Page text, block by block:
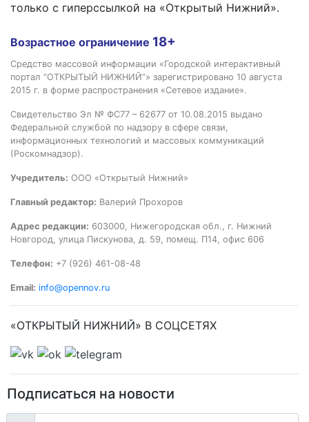
только с гиперссылкой на «Открытый Нижний».
Возрастное ограничение 18+
Средство массовой информации «Городской интерактивный
портал “ОТКРЫТЫЙ НИЖНИЙ”» зарегистрировано 10 августа
2015 г. в форме распространения «Сетевое издание».
Свидетельство Эл № ФС77 – 62677 от 10.08.2015 выдано
Федеральной службой по надзору в сфере связи,
информационных технологий и массовых коммуникаций
(Роскомнадзор).
Учредитель: ООО «Открытый Нижний»
Главный редактор: Валерий Прохоров
Адрес редакции: 603000, Нижегородская обл., г. Нижний
Новгород, улица Пискунова, д. 59, помещ. П14, офис 606
Телефон: +7 (926) 461-08-48
Email: info@opennov.ru
«ОТКРЫТЫЙ НИЖНИЙ» В СОЦСЕТЯХ
Подписаться на новости